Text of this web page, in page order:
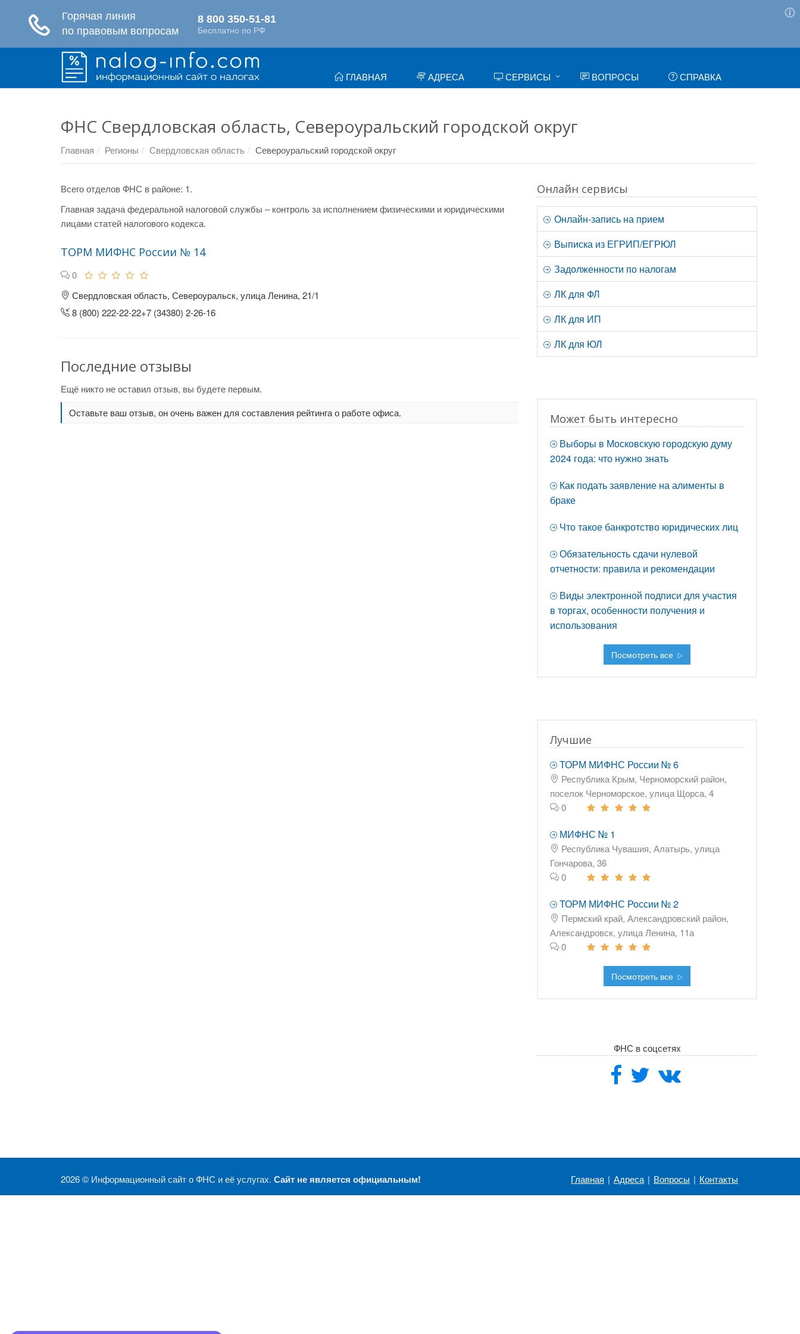
ГЛАВНАЯ АДРЕСА СЕРВИСЫ ВОПРОСЫ СПРАВКА
ФНС Свердловская область, Североуральский городской округ
Главная Регионы Свердловская область Североуральский городской округ
Всего отделов ФНС в районе: 1.
Главная задача федеральной налоговой службы – контроль за исполнением физическими и юридическими
лицами статей налогового кодекса.
ТОРМ МИФНС России № 14
0
Свердловская область, Североуральск, улица Ленина, 21/1
8 (800) 222-22-22+7 (34380) 2-26-16
Последние отзывы
Ещё никто не оставил отзыв, вы будете первым.
Оставьте ваш отзыв, он очень важен для составления рейтинга о работе офиса.
Онлайн сервисы
Онлайн-запись на прием
Выписка из ЕГРИП/ЕГРЮЛ
Задолженности по налогам
ЛК для ФЛ
ЛК для ИП
ЛК для ЮЛ
Может быть интересно
Выборы в Московскую городскую думу
2024 года: что нужно знать
Как подать заявление на алименты в
браке
Что такое банкротство юридических лиц
Обязательность сдачи нулевой
отчетности: правила и рекомендации
Виды электронной подписи для участия
в торгах, особенности получения и
использования
Посмотреть все
Лучшие
ТОРМ МИФНС России № 6
Республика Крым, Черноморский район,
поселок Черноморское, улица Щорса, 4
0
МИФНС № 1
Республика Чувашия, Алатырь, улица
Гончарова, 36
0
ТОРМ МИФНС России № 2
Пермский край, Александровский район,
Александровск, улица Ленина, 11а
0
Посмотреть все
ФНС в соцсетях
2026 © Информационный сайт о ФНС и её услугах. Сайт не является официальным! Главная | Адреса | Вопросы | Контакты